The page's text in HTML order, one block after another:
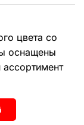
цвета со
оснащены